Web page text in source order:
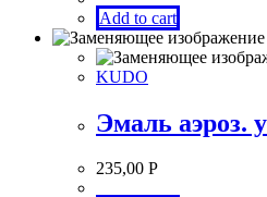
Add to cart
KUDO
Эмаль аэроз.
235,00 Р